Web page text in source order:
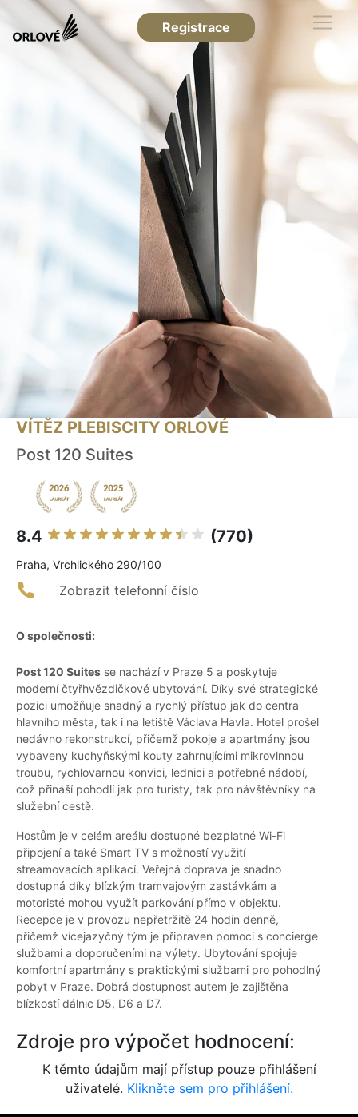
Registrace
VÍTĚZ PLEBISCITY ORLOVÉ
Post 120 Suites
8.4 (770)
Praha, Vrchlického 290/100
Zobrazit telefonní číslo
O společnosti:
Post 120 Suites se nachází v Praze 5 a poskytuje
moderní čtyřhvězdičkové ubytování. Díky své strategické
pozici umožňuje snadný a rychlý přístup jak do centra
hlavního města, tak i na letiště Václava Havla. Hotel prošel
nedávno rekonstrukcí, přičemž pokoje a apartmány jsou
vybaveny kuchyňskými kouty zahrnujícími mikrovlnnou
troubu, rychlovarnou konvici, lednici a potřebné nádobí,
což přináší pohodlí jak pro turisty, tak pro návštěvníky na
služební cestě.
Hostům je v celém areálu dostupné bezplatné Wi-Fi
připojení a také Smart TV s možností využití
streamovacích aplikací. Veřejná doprava je snadno
dostupná díky blízkým tramvajovým zastávkám a
motoristé mohou využít parkování přímo v objektu.
Recepce je v provozu nepřetržitě 24 hodin denně,
přičemž vícejazyčný tým je připraven pomoci s concierge
službami a doporučeními na výlety. Ubytování spojuje
komfortní apartmány s praktickými službami pro pohodlný
pobyt v Praze. Dobrá dostupnost autem je zajištěna
blízkostí dálnic D5, D6 a D7.
Zdroje pro výpočet hodnocení:
K těmto údajům mají přístup pouze přihlášení
uživatelé. Klikněte sem pro přihlášení.